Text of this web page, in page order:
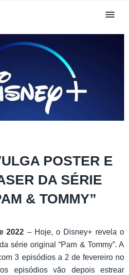
POSTER E
DA SÉRIE
& TOMMY”
2022 – Hoje, o Disney+ revela o
série original “Pam & Tommy”. A
3 episódios a 2 de fevereiro no
episódios vão depois estrear